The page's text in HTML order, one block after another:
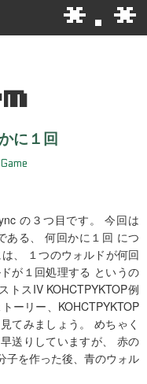
*.*
に１回
Game
の３つ目です。 今回は
ある、 何回かに１回 につ
、 １つのウォルドが何回
が１回処理する というの
トスIV KOHCTPYKTOP例
ーリー、KOHCTPYKTOP
てみましょう。 めちゃく
送りしていますが、 赤の
子を作った後、青のウォル